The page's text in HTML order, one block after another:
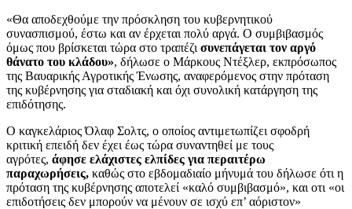
«Θα αποδεχθούμε την πρόσκληση του κυβερνητικού
συνασπισμού, έστω και αν έρχεται πολύ αργά. Ο συμβιβασμός
όμως που βρίσκεται τώρα στο τραπέζι συνεπάγεται τον αργό
θάνατο του κλάδου», δήλωσε ο Μάρκους Ντέξλερ, εκπρόσωπος
της Βαυαρικής Αγροτικής Ένωσης, αναφερόμενος στην πρόταση
της κυβέρνησης για σταδιακή και όχι συνολική κατάργηση της
επιδότησης.
Ο καγκελάριος Όλαφ Σολτς, ο οποίος αντιμετωπίζει σφοδρή
κριτική επειδή δεν έχει έως τώρα συναντηθεί με τους
αγρότες, άφησε ελάχιστες ελπίδες για περαιτέρω
παραχωρήσεις, καθώς στο εβδομαδιαίο μήνυμά του δήλωσε ότι η
πρόταση της κυβέρνησης αποτελεί «καλό συμβιβασμό», και οτι «οι
επιδοτήσεις δεν μπορούν να μένουν σε ισχύ επ’ αόριστον»